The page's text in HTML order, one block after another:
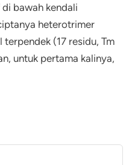
bawah kendali
heterotrimer
(17 residu, Tm
untuk pertama kalinya,